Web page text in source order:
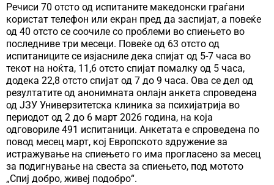
Речиси 70 отсто од испитаните македонски граѓани
користат телефон или екран пред да заспијат, а повеќе
од 40 отсто се соочиле со проблеми во спиењето во
последниве три месеци. Повеќе од 63 отсто од
испитаниците се изјасниле дека спијат од 5-7 часа во
текот на ноќта, 11,6 отсто спијат помалку од 5 часа,
додека 22,8 отсто спијат од 7 до 9 часа. Ова се дел од
резултатите од анонимната онлајн анкета спроведена
од ЈЗУ Универзитетска клиника за психијатрија во
периодот од 2 до 6 март 2026 година, на која
одговориле 491 испитаници. Анкетата е спроведена по
повод месец март, кој Европското здружение за
истражување на спиењето го има прогласено за месец
за подигнување на свеста за спиењето, под мотото
„Спиј добро, живеј подобро“.